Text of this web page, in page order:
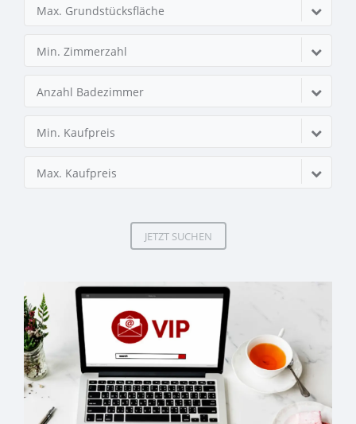
Max. Grundstücksfläche
Min. Zimmerzahl
Anzahl Badezimmer
Min. Kaufpreis
Max. Kaufpreis
JETZT SUCHEN